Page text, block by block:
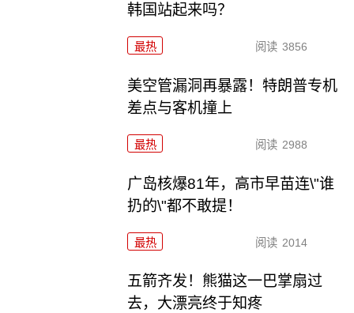
韩国站起来吗？
最热 阅读 3856
美空管漏洞再暴露！特朗普专机
差点与客机撞上
最热 阅读 2988
广岛核爆81年，高市早苗连\"谁
扔的\"都不敢提！
最热 阅读 2014
五箭齐发！熊猫这一巴掌扇过
去，大漂亮终于知疼